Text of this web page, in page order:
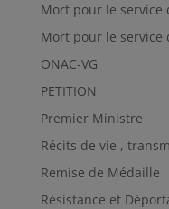
Mort pour le service
Mort pour le service
ONAC-VG
PETITION
Premier Ministre
Récits de vie ,
Remise de Médaille
Résistance et